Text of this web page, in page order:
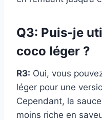
Q3: Puis-je
coco léger ?
R3: Oui, vous
léger pour une
Cependant, la
moins riche en